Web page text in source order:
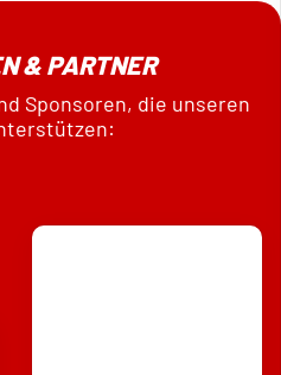
& PARTNER
Sponsoren, die unseren